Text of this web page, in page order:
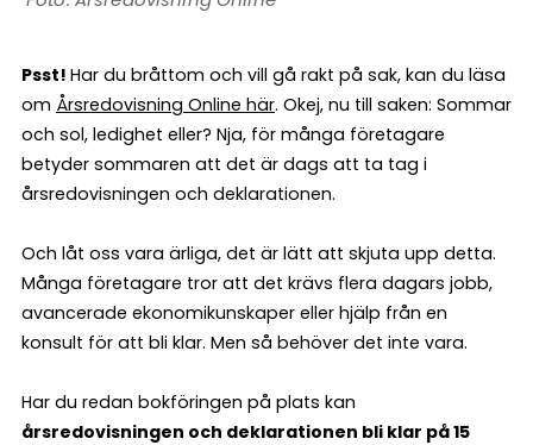
Psst! Har du bråttom och vill gå rakt på sak, kan du läsa
om Årsredovisning Online här. Okej, nu till saken: Sommar
och sol, ledighet eller? Nja, för många företagare
betyder sommaren att det är dags att ta tag i
årsredovisningen och deklarationen.
Och låt oss vara ärliga, det är lätt att skjuta upp detta.
Många företagare tror att det krävs flera dagars jobb,
avancerade ekonomikunskaper eller hjälp från en
konsult för att bli klar. Men så behöver det inte vara.
Har du redan bokföringen på plats kan
årsredovisningen och deklarationen bli klar på 15